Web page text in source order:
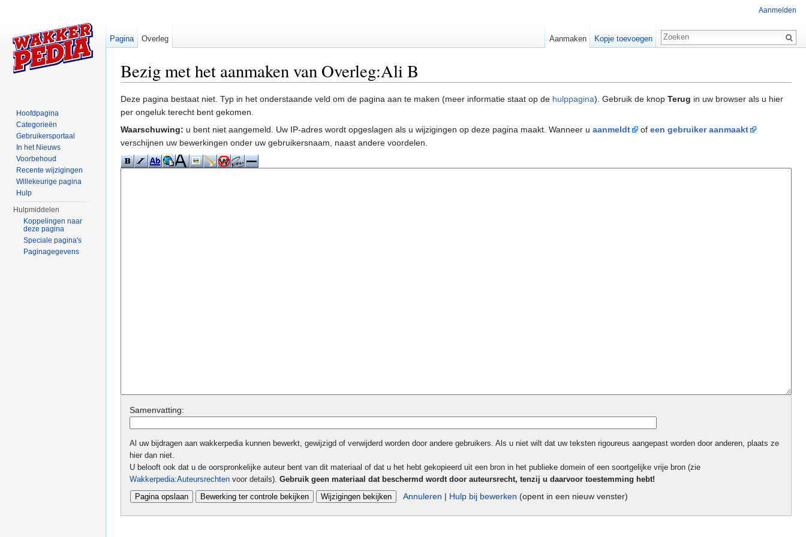
Bezig met het aanmaken van Overleg:Ali B
Deze pagina bestaat niet. Typ in het onderstaande veld om de pagina aan te maken (meer informatie staat op de hulppagina). Gebruik de knop Terug in uw browser als u hier
per ongeluk terecht bent gekomen.
Waarschuwing: u bent niet aangemeld. Uw IP-adres wordt opgeslagen als u wijzigingen op deze pagina maakt. Wanneer u aanmeldt of een gebruiker aanmaakt
verschijnen uw bewerkingen onder uw gebruikersnaam, naast andere voordelen.
Samenvatting:
Al uw bijdragen aan wakkerpedia kunnen bewerkt, gewijzigd of verwijderd worden door andere gebruikers. Als u niet wilt dat uw teksten rigoureus aangepast worden door anderen, plaats ze
hier dan niet.
U belooft ook dat u de oorspronkelijke auteur bent van dit materiaal of dat u het hebt gekopieerd uit een bron in het publieke domein of een soortgelijke vrije bron (zie
Wakkerpedia:Auteursrechten voor details). Gebruik geen materiaal dat beschermd wordt door auteursrecht, tenzij u daarvoor toestemming hebt!
Annuleren | Hulp bij bewerken (opent in een nieuw venster)
Aanmelden
Pagina Overleg Aanmaken Kopje toevoegen
Hoofdpagina
Categorieën
Gebruikersportaal
In het Nieuws
Voorbehoud
Recente wijzigingen
Willekeurige pagina
Hulp
Hulpmiddelen
Koppelingen naar
deze pagina
Speciale pagina's
Paginagegevens